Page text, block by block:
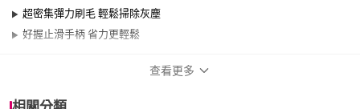
超密集彈力刷毛 輕鬆掃除灰塵
好握止滑手柄 省力更輕鬆
查看更多